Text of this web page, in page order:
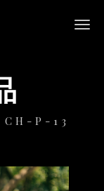
CH-P-13